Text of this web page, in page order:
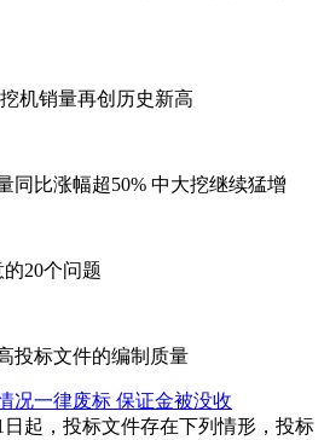
机销量再创历史新高
同比涨幅超50% 中大挖继续猛增
20个问题
投标文件的编制质量
况一律废标 保证金被没收
日起，投标文件存在下列情形，投标